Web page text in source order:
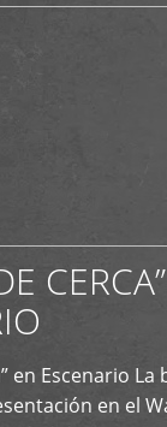
en Escenario
en el